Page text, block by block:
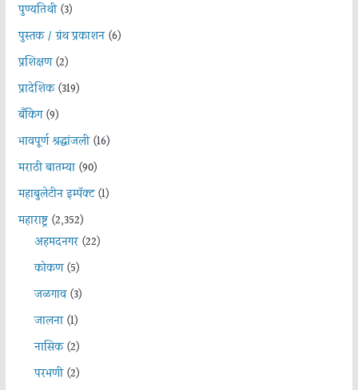
पुण्यतिथी(3)
पुस्तक / ग्रंथ प्रकाशन(6)
प्रशिक्षण(2)
प्रादेशिक(319)
बँकिंग(9)
भावपूर्ण श्रद्धांजली(16)
मराठी बातम्या(90)
महाबुलेटीन इम्पॅक्ट(1)
महाराष्ट्र(2,352)
अहमदनगर(22)
कोकण(5)
जळगाव(3)
जालना(1)
नासिक(2)
परभणी(2)